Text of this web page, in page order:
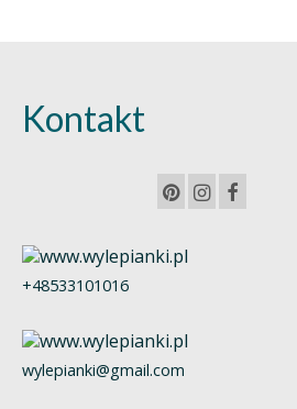
Kontakt
+48533101016
wylepianki@gmail.com